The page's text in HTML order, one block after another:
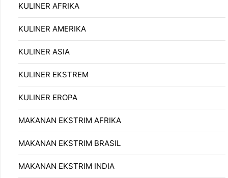
KULINER AFRIKA
KULINER AMERIKA
KULINER ASIA
KULINER EKSTREM
KULINER EROPA
MAKANAN EKSTRIM AFRIKA
MAKANAN EKSTRIM BRASIL
MAKANAN EKSTRIM INDIA